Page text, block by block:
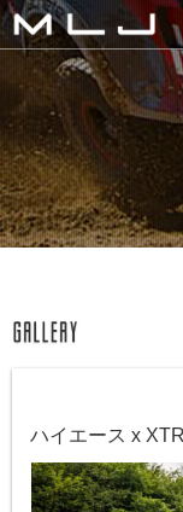
PRODUCTS
SNS
COMPANY
CONTACT US
ハイエース x